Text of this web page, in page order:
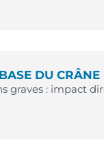
DU CRÂNE
graves : impact